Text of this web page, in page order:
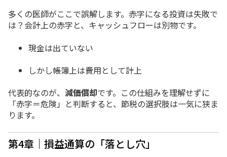
多くの医師がここで誤解します。 赤字になる投資は失敗で
は？ 会計上の赤字と、 キャッシュフローは別物です。
現金は出ていない
しかし帳簿上は費用として計上
代表的なのが、 減価償却です。 この仕組みを理解せずに
「赤字＝危険」と判断すると、節税の選択肢は一気に狭ま
ります。
第4章｜損益通算の「落とし穴」